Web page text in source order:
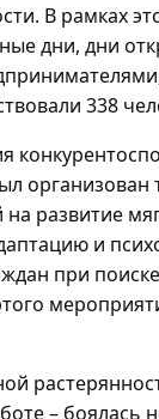
В рамках
дни, дни
338
организован
на развитие
и
при
– боялась